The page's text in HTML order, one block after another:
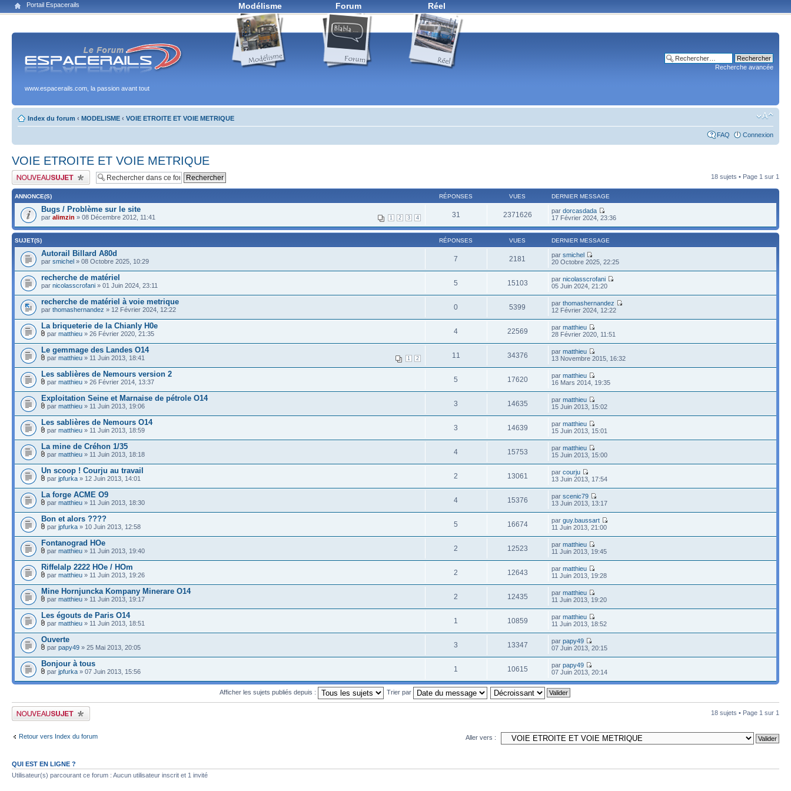
Portail Espacerails Modélisme Forum Réel
www.espacerails.com, la passion avant tout
Recherche avancée
Index du forum ‹ MODELISME ‹ VOIE ETROITE ET VOIE METRIQUE
FAQ Connexion
VOIE ETROITE ET VOIE METRIQUE
Publier un nouveau sujet 18 sujets • Page 1 sur 1
ANNONCE(S) RÉPONSES VUES DERNIER MESSAGE
Bugs / Problème sur le site
1 2 3 4
par alimzin » 08 Décembre 2012, 11:41 31 2371626 pardorcasdada
17 Février 2024, 23:36
SUJET(S) RÉPONSES VUES DERNIER MESSAGE
Autorail Billard A80d
par smichel » 08 Octobre 2025, 10:29 7 2181 parsmichel
20 Octobre 2025, 22:25
recherche de matériel
par nicolasscrofani » 01 Juin 2024, 23:11 5 15103 parnicolasscrofani
05 Juin 2024, 21:20
recherche de matériel à voie metrique
par thomashernandez » 12 Février 2024, 12:22 0 5399 parthomashernandez
12 Février 2024, 12:22
La briqueterie de la Chianly H0e
par matthieu » 26 Février 2020, 21:35 4 22569 parmatthieu
28 Février 2020, 11:51
Le gemmage des Landes O14
1 2
par matthieu » 11 Juin 2013, 18:41 11 34376 parmatthieu
13 Novembre 2015, 16:32
Les sablières de Nemours version 2
par matthieu » 26 Février 2014, 13:37 5 17620 parmatthieu
16 Mars 2014, 19:35
Exploitation Seine et Marnaise de pétrole O14
par matthieu » 11 Juin 2013, 19:06 3 14635 parmatthieu
15 Juin 2013, 15:02
Les sablières de Nemours O14
par matthieu » 11 Juin 2013, 18:59 3 14639 parmatthieu
15 Juin 2013, 15:01
La mine de Créhon 1/35
par matthieu » 11 Juin 2013, 18:18 4 15753 parmatthieu
15 Juin 2013, 15:00
Un scoop ! Courju au travail
par jpfurka » 12 Juin 2013, 14:01 2 13061 parcourju
13 Juin 2013, 17:54
La forge ACME O9
par matthieu » 11 Juin 2013, 18:30 4 15376 parscenic79
13 Juin 2013, 13:17
Bon et alors ????
par jpfurka » 10 Juin 2013, 12:58 5 16674 parguy.baussart
11 Juin 2013, 21:00
Fontanograd HOe
par matthieu » 11 Juin 2013, 19:40 2 12523 parmatthieu
11 Juin 2013, 19:45
Riffelalp 2222 HOe / HOm
par matthieu » 11 Juin 2013, 19:26 2 12643 parmatthieu
11 Juin 2013, 19:28
Mine Hornjuncka Kompany Minerare O14
par matthieu » 11 Juin 2013, 19:17 2 12435 parmatthieu
11 Juin 2013, 19:20
Les égouts de Paris O14
par matthieu » 11 Juin 2013, 18:51 1 10859 parmatthieu
11 Juin 2013, 18:52
Ouverte
par papy49 » 25 Mai 2013, 20:05 3 13347 parpapy49
07 Juin 2013, 20:15
Bonjour à tous
par jpfurka » 07 Juin 2013, 15:56 1 10615 parpapy49
07 Juin 2013, 20:14
Afficher les sujets publiés depuis : Trier par
Publier un nouveau sujet 18 sujets • Page 1 sur 1
Retour vers Index du forum Aller vers :
QUI EST EN LIGNE ?
Utilisateur(s) parcourant ce forum : Aucun utilisateur inscrit et 1 invité